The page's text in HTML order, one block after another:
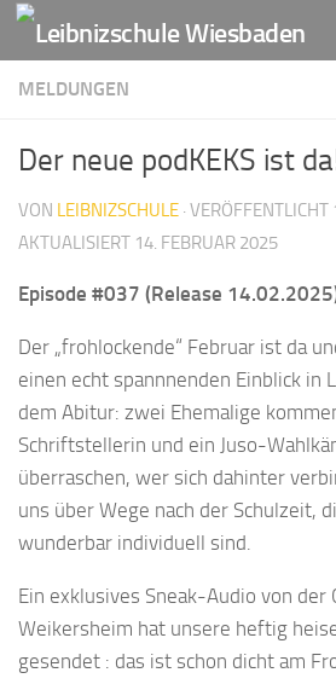
Zum Inhalt springen
MELDUNGEN
Der neue podKEKS ist
VON LEIBNIZSCHULE · VERÖFFENTLICHT
AKTUALISIERT 14. FEBRUAR 2025
Episode #037 (Release
Der „frohlockende“ Februar ist da
einen echt spannnenden Einblick in
dem Abitur: zwei Ehemalige
Schriftstellerin und ein Juso-
überraschen, wer sich dahinter
uns über Wege nach der Schulzeit,
wunderbar individuell sind.
Ein exklusives Sneak-Audio von
Weikersheim hat unsere heftig
gesendet : das ist schon dicht am